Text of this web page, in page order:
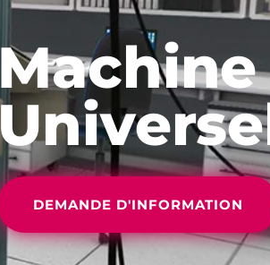
Machine
DEMANDE D'INFORMATION